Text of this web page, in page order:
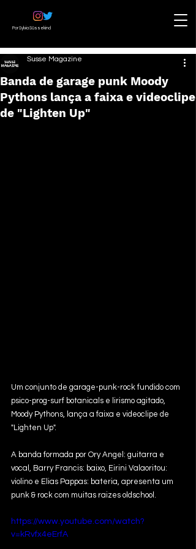
Por Sylvia Süssekind
Banda de garage punk Moody
Pythons lança a faixa e videoclipe
de "Lighten Up"
Susse Magazine
Um conjunto de garage-punk-rock fundido com
psico-prog-surf botanicals e lirismo agitado,
Moody Pythons, lança a faixa e videoclipe de
"Lighten Up".
A banda formada por Ory Angel: guitarra e
vocal, Barry Francis: baixo, Eirini Valaoritou:
violino e Elias Pappas: bateria, apresenta um
punk & rock com muitas raizes oldschool.
https://www.youtube.com/watch?
v=kRvfx4eErfA